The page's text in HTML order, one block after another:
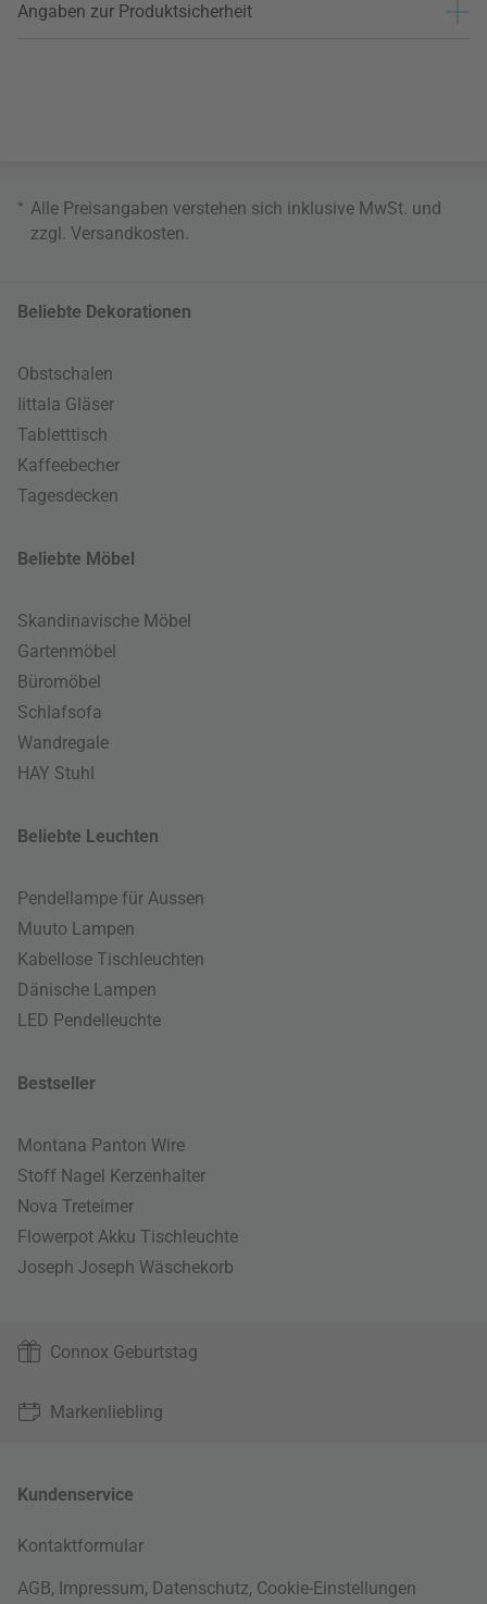
Angaben zur Produktsicherheit
* Alle Preisangaben verstehen sich inklusive MwSt. und
zzgl. Versandkosten
Beliebte Dekorationen
Obstschalen
Iittala Gläser
Tabletttisch
Kaffeebecher
Tagesdecken
Beliebte Möbel
Skandinavische Möbel
Gartenmöbel
Büromöbel
Schlafsofa
Wandregale
HAY Stuhl
Beliebte Leuchten
Pendellampe für Aussen
Muuto Lampen
Kabellose Tischleuchten
Dänische Lampen
LED Pendelleuchte
Bestseller
Montana Panton Wire
Stoff Nagel Kerzenhalter
Nova Treteimer
Flowerpot Akku Tischleuchte
Joseph Joseph Wäschekorb
Connox Geburtstag
Markenliebling
Kundenservice
Kontaktformular
AGB, Impressum, Datenschutz, Cookie-Einstellungen